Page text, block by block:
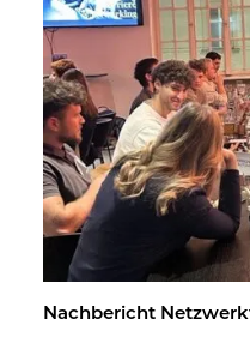
Nach­be­richt